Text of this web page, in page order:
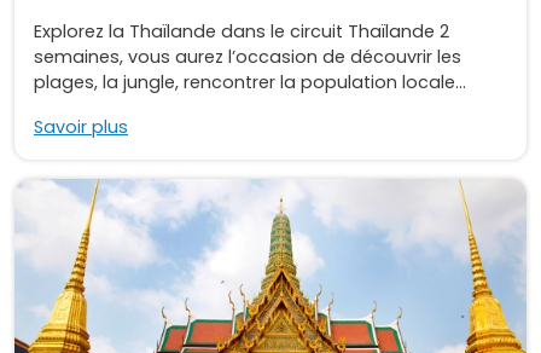
Explorez la Thaïlande dans le circuit Thaïlande 2
semaines, vous aurez l’occasion de découvrir les
plages, la jungle, rencontrer la population locale...
Savoir plus